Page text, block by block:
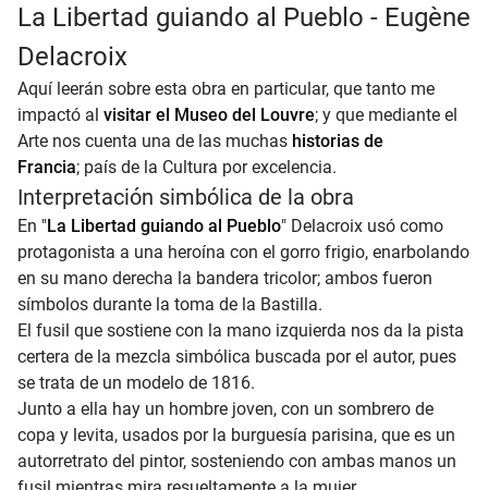
La Libertad guiando al Pueblo - Eugène
Delacroix
Aquí leerán sobre esta obra en particular, que tanto me
impactó al visitar el Museo del Louvre; y que mediante el
Arte nos cuenta una de las muchas historias de
Francia; país de la Cultura por excelencia.
Interpretación simbólica de la obra
En "La Libertad guiando al Pueblo" Delacroix usó como
protagonista a una heroína con el gorro frigio, enarbolando
en su mano derecha la bandera tricolor; ambos fueron
símbolos durante la toma de la Bastilla.
El fusil que sostiene con la mano izquierda nos da la pista
certera de la mezcla simbólica buscada por el autor, pues
se trata de un modelo de 1816.
Junto a ella hay un hombre joven, con un sombrero de
copa y levita, usados por la burguesía parisina, que es un
autorretrato del pintor, sosteniendo con ambas manos un